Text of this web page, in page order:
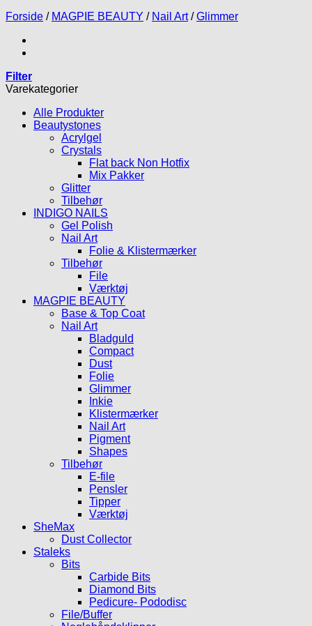
Forside / MAGPIE BEAUTY / Nail Art / Glimmer
Filter
Varekategorier
Alle Produkter
Beautystones
Acrylgel
Crystals
Flat back Non Hotfix
Mix Pakker
Glitter
Tilbehør
INDIGO NAILS
Gel Polish
Nail Art
Folie & Klistermærker
Tilbehør
File
Værktøj
MAGPIE BEAUTY
Base & Top Coat
Nail Art
Bladguld
Compact
Dust
Folie
Glimmer
Inkie
Klistermærker
Nail Art
Pigment
Shapes
Tilbehør
E-file
Pensler
Tipper
Værktøj
SheMax
Dust Collector
Staleks
Bits
Carbide Bits
Diamond Bits
Pedicure- Pododisc
File/Buffer